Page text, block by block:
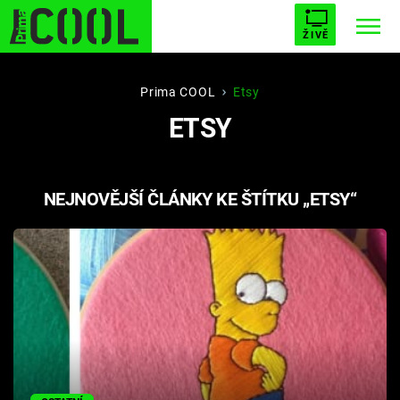
ŽIVĚ
BUFFY, PŘEMOŽITELKA UPÍRŮ
AVENGERS 5
Témata
Filmy
Seriály
Prima COOL Etsy
ETSY
NEJNOVĚJŠÍ ČLÁNKY KE ŠTÍTKU „ETSY“